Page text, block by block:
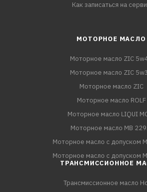
Как записаться на
МОТОРНОЕ МАСЛО
Моторное масло ZIC
Моторное масло ZIC
Моторное масло ZIC
Моторное масло ROLF
Моторное масло LIQUI
Моторное масло MB
Моторное масло с допуском
Моторное масло с допуском
ТРАНСМИССИОННОЕ
Трансмиссионное масло